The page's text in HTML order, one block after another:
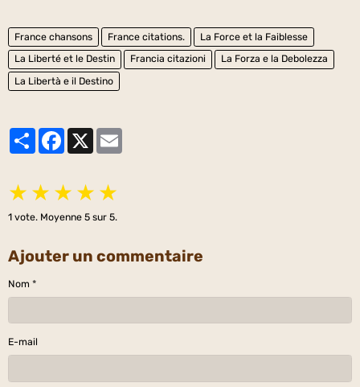
France chansons France citations.
La Force et la Faiblesse
La Liberté et le Destin
Francia citazioni
La Forza e la Debolezza
La Libertà e il Destino
PartagerFacebook
★ ★ ★ ★ ★
1 vote. Moyenne 5 sur 5.
Ajouter un commentaire
Nom
E-mail